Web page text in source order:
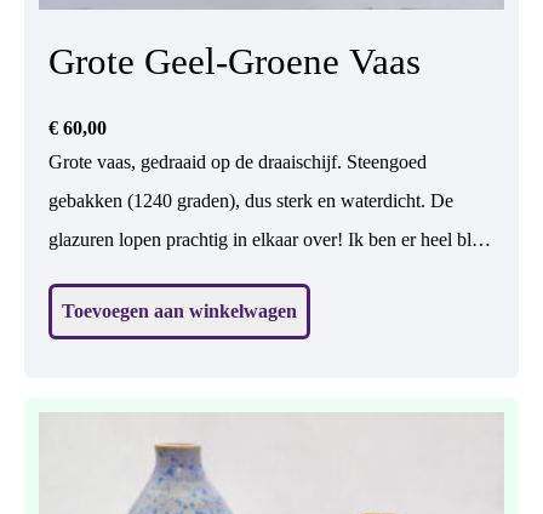
Grote Geel-Groene Vaas
€ 60,00
Grote vaas, gedraaid op de draaischijf. Steengoed
gebakken (1240 graden), dus sterk en waterdicht. De
glazuren lopen prachtig in elkaar over! Ik ben er heel blij
kunnen bloemen in. (Maar mss nog mooier zonder.... ?)
Toevoegen aan winkelwagen